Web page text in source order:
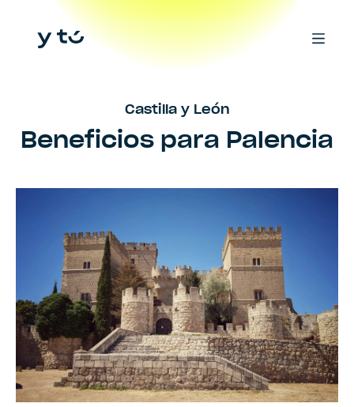
Castilla y León
Beneficios para Palencia